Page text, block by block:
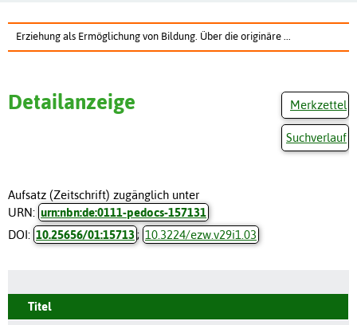
Erziehung als Ermöglichung von Bildung. Über die originäre ...
Merkzettel
Suchverlauf
Detailanzeige
Aufsatz (Zeitschrift) zugänglich unter
URN: urn:nbn:de:0111-pedocs-157131
DOI: 10.25656/01:15713; 10.3224/ezw.v29i1.03
Titel